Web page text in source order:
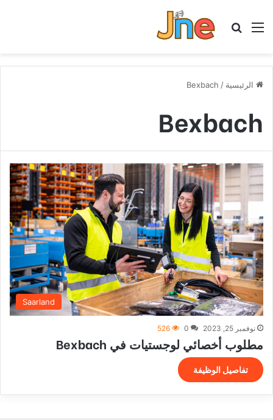
القائمة بحث عن
الرئيسية /
Bexbach
Bexbach
Saarland
نوفمبر 25, 2023 0
526
مطلوب أخصائي لوجستيات في Bexbach
تفاصيل الوظيفة